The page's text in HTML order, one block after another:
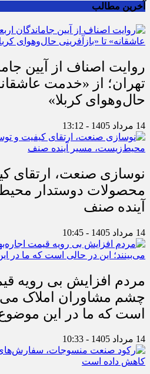
آخرین مطالب
روایت اصناف از آیین
تهران؛ از «خدمت
حال‌وهوای کربلا»
14 مرداد 1405 - 13:12
نوسازی صنعت، ارتقای
محصولات دوستدار
آینده صنف
14 مرداد 1405 - 10:45
مردم افزایش بی رویه
چشم مشاوران املاک
است که ما در این
14 مرداد 1405 - 10:33